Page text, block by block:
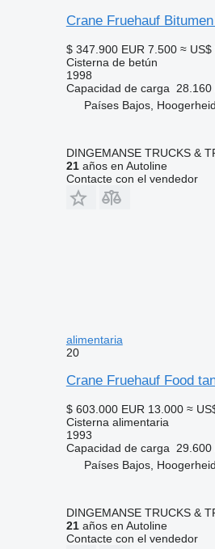
Crane Fruehauf
$ 347.900 EUR 7.500 ≈ US$
Cisterna de betún
1998
Capacidad de carga
28.160
Países Bajos,
DINGEMANSE TRUCKS &
21años en Autoline
Contacte con el vendedor
alimentaria
20
Crane Fruehauf Food
$ 603.000 EUR 13.000 ≈
Cisterna alimentaria
1993
Capacidad de carga
29.600
Países Bajos,
DINGEMANSE TRUCKS &
21años en Autoline
Contacte con el vendedor